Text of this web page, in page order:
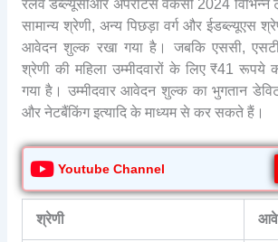
रेलवे डब्ल्यूसीआर अपरेंटिस वेकैंसी 2024 विभिन्न
सामान्य श्रेणी, अन्य पिछड़ा वर्ग और ईडब्ल्यूएस
आवेदन शुल्क रखा गया है। जबकि एससी, एसटी,
श्रेणी की महिला उम्मीदवारों के लिए ₹41
गया है। उम्मीदवार आवेदन शुल्क का भुगतान
और नेटबैंकिंग इत्यादि के माध्यम से कर सकते हैं।
Youtube Channel
श्रेणी